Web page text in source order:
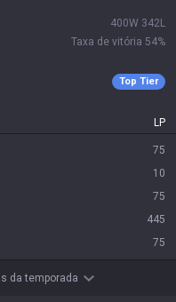
400W 342L
Taxa de vitória 54%
Top Tier
LP
75
10
75
445
75
da temporada